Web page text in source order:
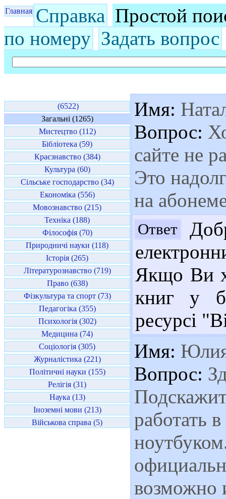
Главная Справка Простой
по номеру Задать вопрос
(6522)
Загальні (1265)
Мистецтво (112)
Бібліотека (59)
Краєзнавство (384)
Культура (60)
Сільське господарство (34)
Економіка (556)
Мовознавство (215)
Техніка (188)
Філософія (70)
Природничі науки (118)
Історія (265)
Літературознавство (719)
Право (638)
Фізкультура та спорт (73)
Педагогіка (355)
Психологія (302)
Медицина (74)
Соціологія (305)
Журналістика (221)
Політичні науки (155)
Релігія (31)
Наука (13)
Іноземні мови (213)
Військова справа (5)
Имя:
Вопрос:
сайте не
Это
на
Ответ
Якщо Ви
книг у
ресурсі
Имя:
Вопрос:
работать
возможно